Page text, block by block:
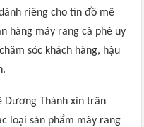
riêng cho tín đồ mê
hàng máy rang cà phê uy
sóc khách hàng, hậu
Dương Thành xin trân
loại sản phẩm máy rang